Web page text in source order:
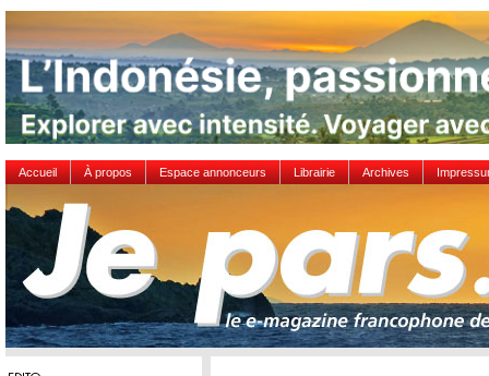
Accueil À propos Espace annonceurs Librairie Archives